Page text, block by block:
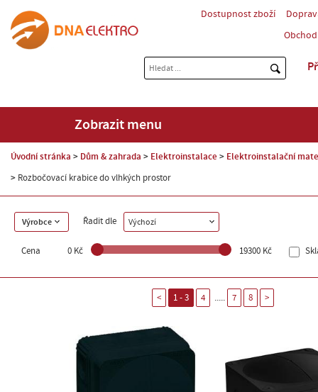
Dostupnost zboží
Zobrazit menu
Úvodní stránka Dům & zahrada Elektroinstalace Elektroinstalační
Rozbočovací krabice do vlhkých prostor
Výrobce Řadit dle Výchozí
Cena 0 Kč 19300 Kč
< 1 - 3 4 ..... 7 8 >